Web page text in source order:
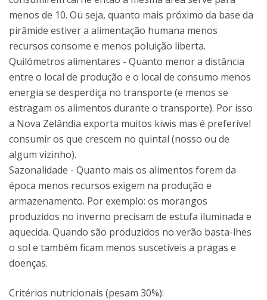
menos de 10. Ou seja, quanto mais próximo da base da
pirâmide estiver a alimentação humana menos
recursos consome e menos poluição liberta.
Quilómetros alimentares - Quanto menor a distância
entre o local de produção e o local de consumo menos
energia se desperdiça no transporte (e menos se
estragam os alimentos durante o transporte). Por isso
a Nova Zelândia exporta muitos kiwis mas é preferível
consumir os que crescem no quintal (nosso ou de
algum vizinho).
Sazonalidade - Quanto mais os alimentos forem da
época menos recursos exigem na produção e
armazenamento. Por exemplo: os morangos
produzidos no inverno precisam de estufa iluminada e
aquecida. Quando são produzidos no verão basta-lhes
o sol e também ficam menos suscetíveis a pragas e
doenças.
Critérios nutricionais (pesam 30%):